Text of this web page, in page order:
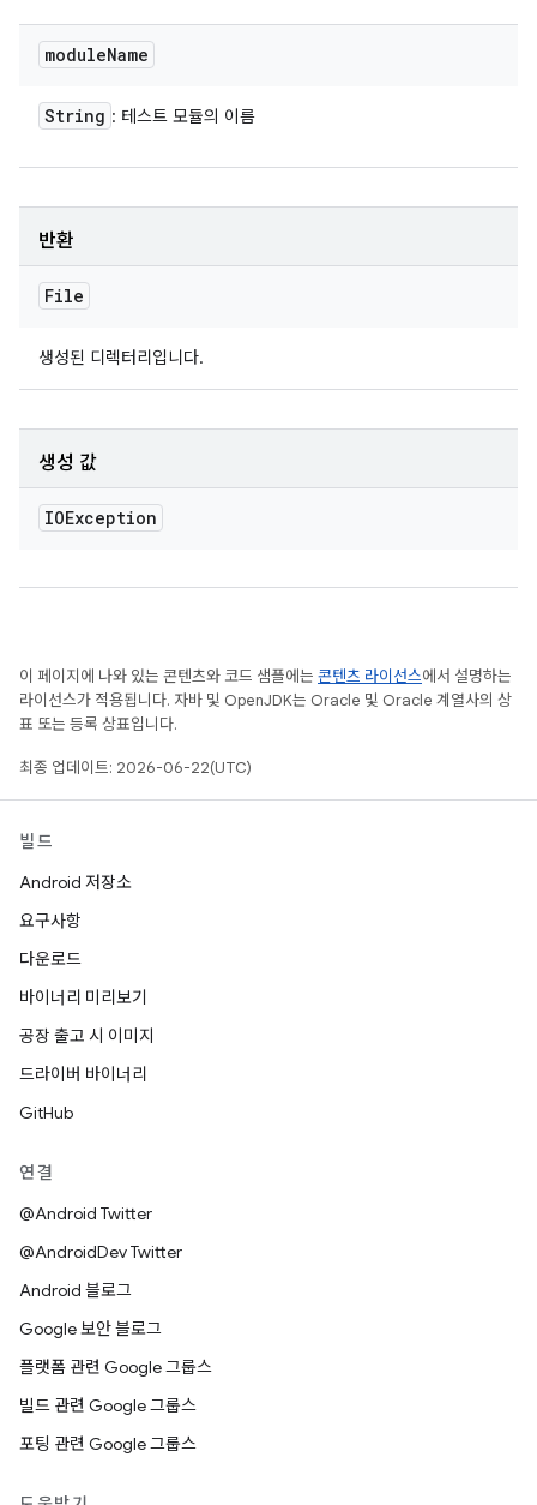
moduleName
String : 테스트 모듈의 이름
반환
File
생성된 디렉터리입니다.
생성 값
IOException
이 페이지에 나와 있는 콘텐츠와 코드 샘플에는 콘텐츠 라이선스에서 설명하는
라이선스가 적용됩니다. 자바 및 OpenJDK는 Oracle 및 Oracle 계열사의 상
표 또는 등록 상표입니다.
최종 업데이트: 2026-06-22(UTC)
빌드
Android 저장소
요구사항
다운로드
바이너리 미리보기
공장 출고 시 이미지
드라이버 바이너리
GitHub
연결
@Android Twitter
@AndroidDev Twitter
Android 블로그
Google 보안 블로그
플랫폼 관련 Google 그룹스
빌드 관련 Google 그룹스
포팅 관련 Google 그룹스